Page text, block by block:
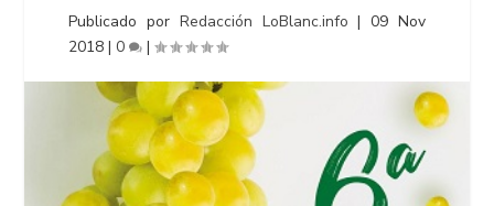
Publicado por Redacción LoBlanc.info | 09 Nov
2018 |0 |